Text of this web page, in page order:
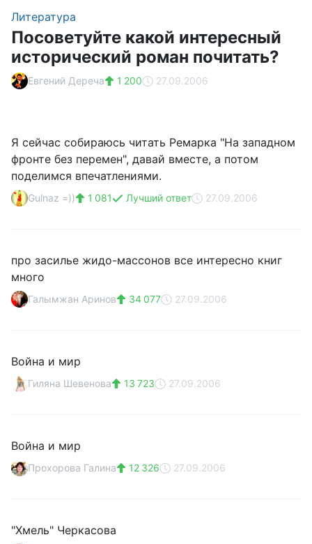
Литература
Посоветуйте какой интересный
исторический роман почитать?
Евгений Дереча 1 200 27.09.2006
Я сейчас собираюсь читать Ремарка "На западном
фронте без перемен", давай вместе, а потом
поделимся впечатлениями.
Gulnаz =)) 1 081 Лучший ответ 27.09.2006
про засилье жидо-массонов все интересно книг
много
Галымжан Аринов 34 077 27.09.2006
Война и мир
Гиляна Шевенова 13 723 27.09.2006
Война и мир
Прохорова Галина 12 326 27.09.2006
"Хмель" Черкасова